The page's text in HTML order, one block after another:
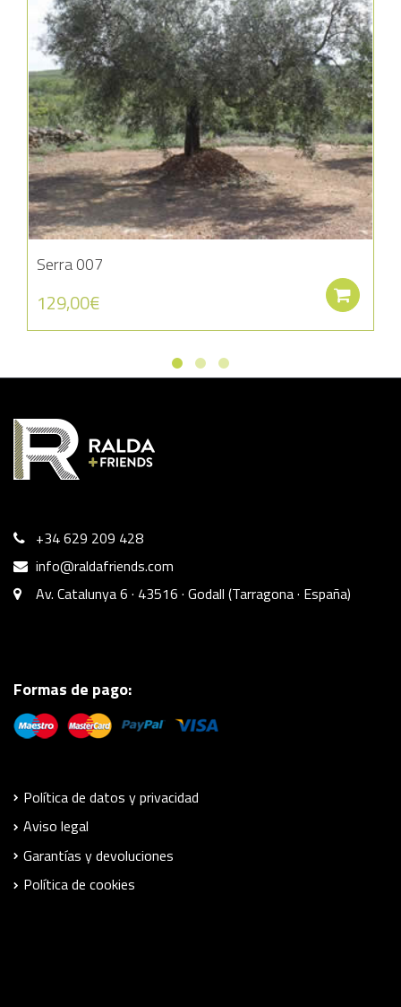
Serra 007
129,00€
+34 629 209 428
info@raldafriends.com
Av. Catalunya 6 · 43516 · Godall (Tarragona · España)
Formas de pago:
Política de datos y privacidad
Aviso legal
Garantías y devoluciones
Política de cookies